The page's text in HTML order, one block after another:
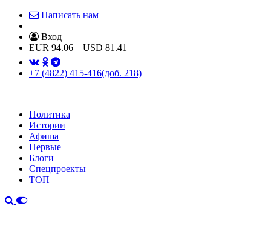
Написать нам
Вход
EUR 94.06 USD 81.41
+7 (4822) 415-416(доб. 218)
Политика
Истории
Афиша
Первые
Блоги
Спецпроекты
ТОП